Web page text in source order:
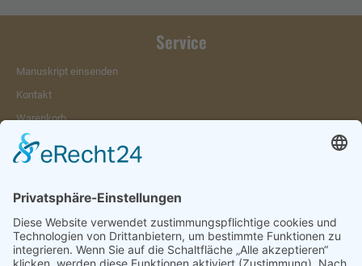
Service
Manuskript einsenden
Kontakt
Warenkorb
Konto
Merkzettel
Vertrag widerrufen